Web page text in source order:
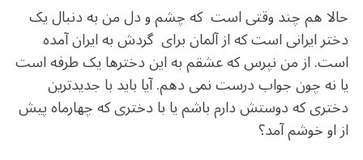
حالا هم چند وقتی است که چشم و دل من به دنبال یک
دختر ایرانی است که از آلمان برای گردش به ایران آمده
است. از من نپرس که عشقم به این دخترها یک طرفه است
یا نه چون جواب درست نمی دهم. آیا باید با جدیدترین
دختری که دوستش دارم باشم یا با دختری که چهارماه پیش
از او خوشم آمد؟